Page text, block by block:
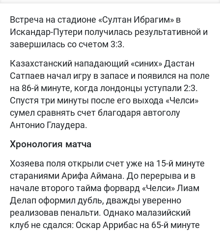
Встреча на стадионе «Султан Ибрагим» в
Искандар-Путери получилась результативной и
завершилась со счетом 3:3.
Казахстанский нападающий «синих» Дастан
Сатпаев начал игру в запасе и появился на поле
на 86-й минуте, когда лондонцы уступали 2:3.
Спустя три минуты после его выхода «Челси»
сумел сравнять счет благодаря автоголу
Антонио Глаудера.
Хронология матча
Хозяева поля открыли счет уже на 15-й минуте
стараниями Арифа Аймана. До перерыва и в
начале второго тайма форвард «Челси» Лиам
Делап оформил дубль, дважды уверенно
реализовав пенальти. Однако малазийский
клуб не сдался: Оскар Аррибас на 65-й минуте